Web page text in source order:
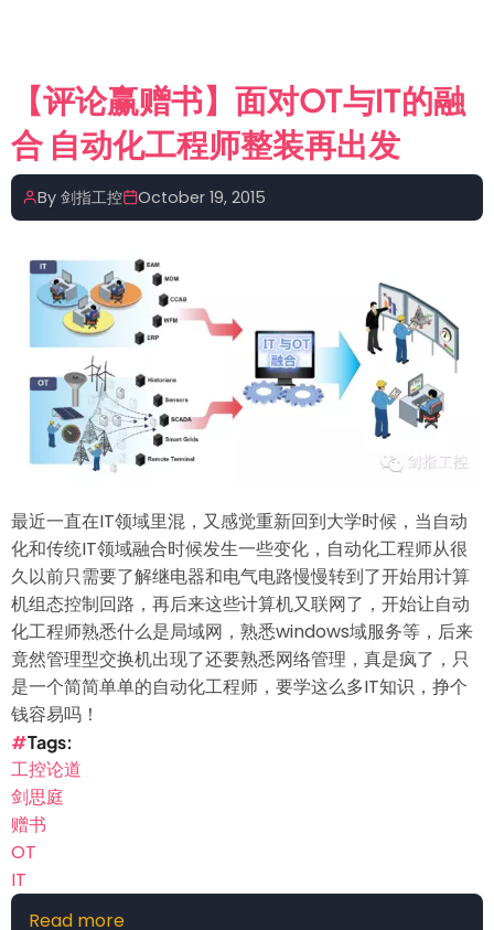
如
何
使
用
WinCC
的
视
器
键
【评论赢赠书】面对OT与IT的融
合 自动化工程师整装再出发
By 剑指工控 October 19, 2015
最近一直在IT领域里混，又感觉重新回到大学时候，当自动
化和传统IT领域融合时候发生一些变化，自动化工程师从很
久以前只需要了解继电器和电气电路慢慢转到了开始用计算
机组态控制回路，再后来这些计算机又联网了，开始让自动
化工程师熟悉什么是局域网，熟悉windows域服务等，后来
竟然管理型交换机出现了还要熟悉网络管理，真是疯了，只
是一个简简单单的自动化工程师，要学这么多IT知识，挣个
钱容易吗！
Tags
工控论道
剑思庭
赠书
OT
IT
Read more